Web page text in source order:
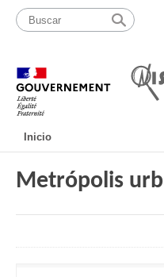
Pasar
contenido
Mapa
web
principale
Inicio
Metrópolis